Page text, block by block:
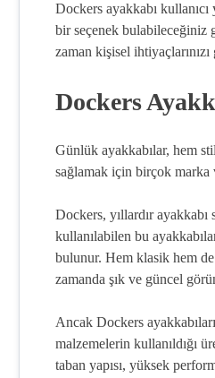
Dockers ayakkabı
bir seçenek bulabileceğiniz
zaman kişisel
Dockers
Günlük ayakkabılar, hem
sağlamak için birçok marka
Dockers, yıllardır
kullanılabilen bu
bulunur. Hem klasik hem de
zamanda şık ve güncel
Ancak Dockers
malzemelerin kullanıldığı
taban yapısı, yüksek